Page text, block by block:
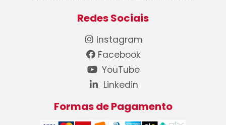
Redes Sociais
Instagram
Facebook
YouTube
Linkedin
Formas de Pagamento